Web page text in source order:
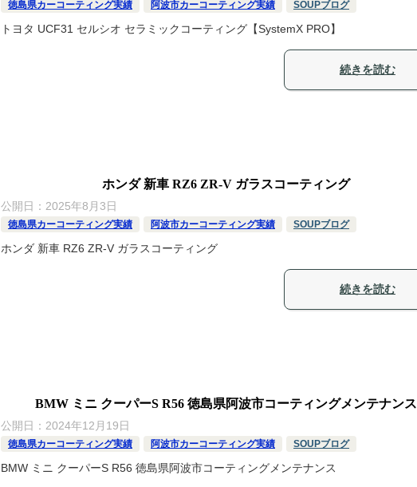
徳島県カーコーティング実績 阿波市カーコーティング実績 SOUPブログ
トヨタ UCF31 セルシオ セラミックコーティング【SystemX PRO】
続きを読む
ホンダ 新車 RZ6 ZR-V ガラスコーティング
公開日： 2025年8月3日
徳島県カーコーティング実績 阿波市カーコーティング実績 SOUPブログ
ホンダ 新車 RZ6 ZR-V ガラスコーティング
続きを読む
BMW ミニ クーパーS R56 徳島県阿波市コーティングメンテナンス
公開日： 2024年12月19日
徳島県カーコーティング実績 阿波市カーコーティング実績 SOUPブログ
BMW ミニ クーパーS R56 徳島県阿波市コーティングメンテナンス